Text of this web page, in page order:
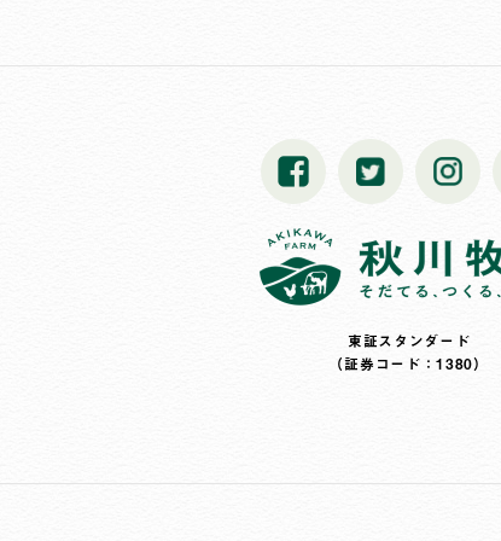
東証スタンダード
（証券コード：1380）